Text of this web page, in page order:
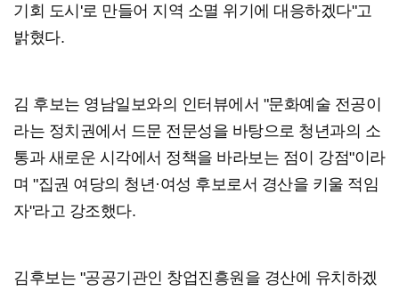
기회 도시'로 만들어 지역 소멸 위기에 대응하겠다"고
밝혔다.
김 후보는 영남일보와의 인터뷰에서 "문화예술 전공이
라는 정치권에서 드문 전문성을 바탕으로 청년과의 소
통과 새로운 시각에서 정책을 바라보는 점이 강점"이라
며 "집권 여당의 청년·여성 후보로서 경산을 키울 적임
자"라고 강조했다.
김후보는 "공공기관인 창업진흥원을 경산에 유치하겠